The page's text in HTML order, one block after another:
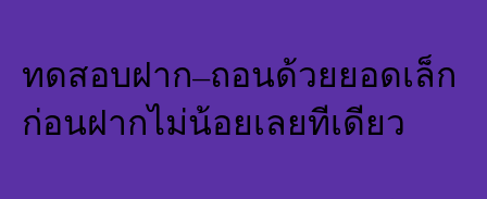
ทดสอบฝาก–ถอนด้วยยอดเล็ก
ก่อนฝากไม่น้อยเลยทีเดียว